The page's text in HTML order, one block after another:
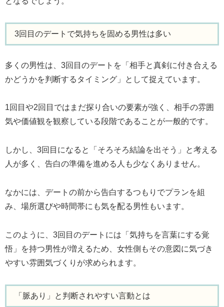
3回目のデートで気持ちを固める男性は多い
多くの男性は、3回目のデートを「相手と真剣に付き合える
かどうかを判断するタイミング」として捉えています。
1回目や2回目ではまだ探り合いの要素が強く、相手の雰囲
気や価値観を観察している段階であることが一般的です。
しかし、3回目になると「そろそろ結論を出そう」と考える
人が多く、告白の準備を進める人も少なくありません。
なかには、デートの前から告白するつもりでプランを組
み、場所選びや時間帯にも気を配る男性もいます。
このように、3回目のデートには「気持ちを言葉にする覚
悟」を持つ男性が増えるため、女性側もその意図に気づき
やすい雰囲気づくりが求められます。
「脈あり」と判断されやすい言動とは